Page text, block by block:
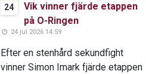
24
Vik vinner fjärde etappen
på O-Ringen
24 jul 2026 14:59
Efter en stenhård sekundfight
vinner Simon Imark fjärde etappen